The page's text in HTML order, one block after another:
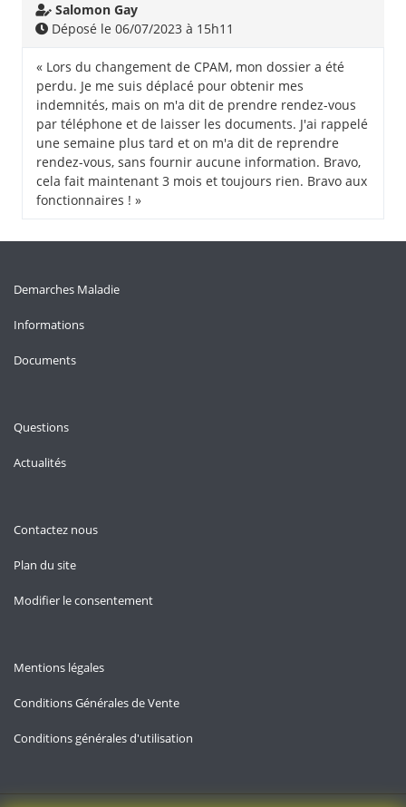
Salomon Gay
Déposé le 06/07/2023 à 15h11
« Lors du changement de CPAM, mon dossier a été
perdu. Je me suis déplacé pour obtenir mes
indemnités, mais on m'a dit de prendre rendez-vous
par téléphone et de laisser les documents. J'ai rappelé
une semaine plus tard et on m'a dit de reprendre
rendez-vous, sans fournir aucune information. Bravo,
cela fait maintenant 3 mois et toujours rien. Bravo aux
fonctionnaires ! »
Demarches Maladie
Informations
Documents
Questions
Actualités
Contactez nous
Plan du site
Modifier le consentement
Mentions légales
Conditions Générales de Vente
Conditions générales d'utilisation